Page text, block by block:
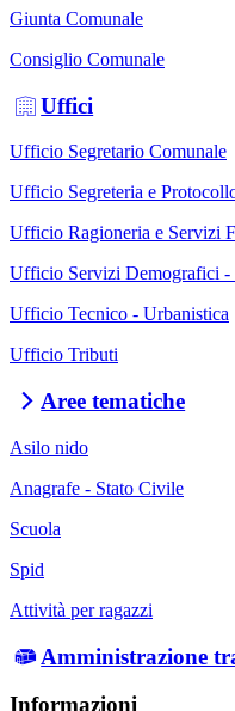
Giunta Comunale
Consiglio Comunale
Uffici
Ufficio Segretario Comunale
Ufficio Segreteria e
Ufficio Ragioneria e Servizi
Ufficio Servizi Demografici -
Ufficio Tecnico - Urbanistica
Ufficio Tributi
Aree tematiche
Asilo nido
Anagrafe - Stato Civile
Scuola
Spid
Attività per ragazzi
Amministrazione
Informazioni